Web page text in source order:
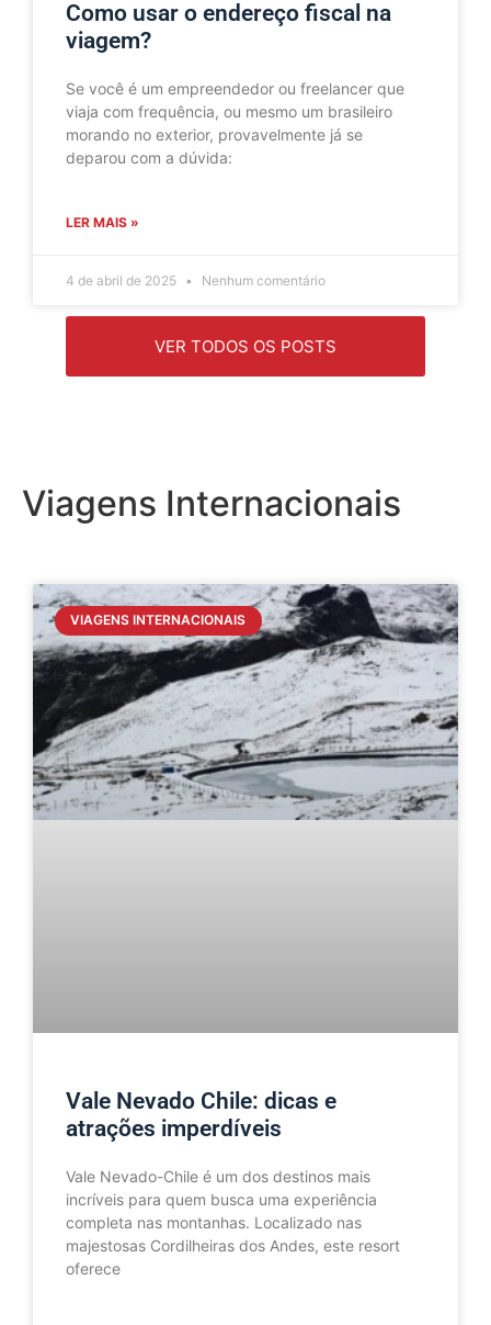
Como usar o endereço fiscal na
viagem?
Se você é um empreendedor ou freelancer que
viaja com frequência, ou mesmo um brasileiro
morando no exterior, provavelmente já se
deparou com a dúvida:
LER MAIS »
4 de abril de 2025 Nenhum comentário
VER TODOS OS POSTS
Viagens Internacionais
VIAGENS INTERNACIONAIS
Vale Nevado Chile: dicas e
atrações imperdíveis
Vale Nevado-Chile é um dos destinos mais
incríveis para quem busca uma experiência
completa nas montanhas. Localizado nas
majestosas Cordilheiras dos Andes, este resort
oferece